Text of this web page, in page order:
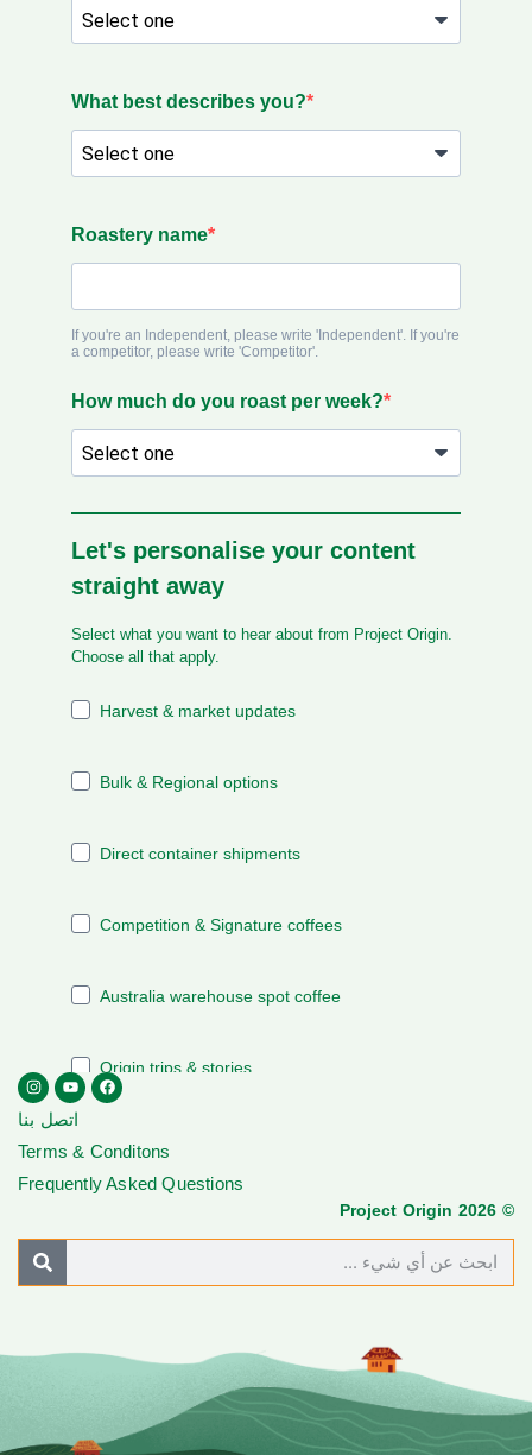
اتصل بنا
Terms & Conditons
Frequently Asked Questions
© Project Origin 2026